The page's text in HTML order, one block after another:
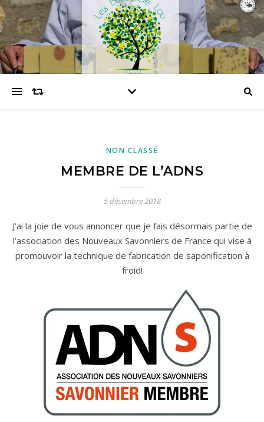
NON CLASSÉ
MEMBRE DE L’ADNS
5 décembre 2018
J’ai la joie de vous annoncer que je fais désormais partie de
l’association des Nouveaux Savonniers de France qui vise à
promouvoir la technique de fabrication de saponification à
froid!